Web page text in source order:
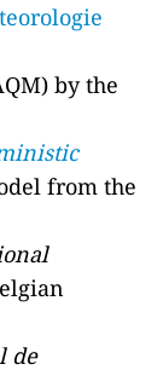
by the
from the
de